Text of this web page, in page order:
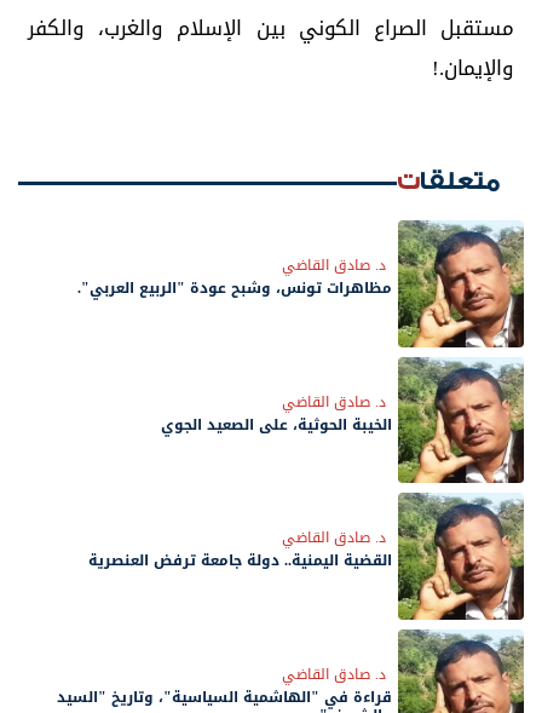
مستقبل الصراع الكوني بين الإسلام والغرب، والكفر
والإيمان.!
متعلقات
د. صادق القاضي
مظاهرات تونس، وشبح عودة "الربيع العربي".
د. صادق القاضي
الخيبة الحوثية، على الصعيد الجوي
د. صادق القاضي
القضية اليمنية.. دولة جامعة ترفض العنصرية
د. صادق القاضي
قراءة في "الهاشمية السياسية"، وتاريخ "السيد